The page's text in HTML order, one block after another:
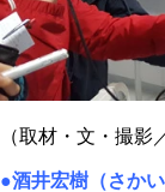
（取材・文・撮影
●酒井宏樹（さかい